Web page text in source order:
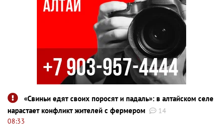
«Свиньи едят своих поросят и падаль»: в алтайском селе
нарастает конфликт жителей с фермером
14
08:33